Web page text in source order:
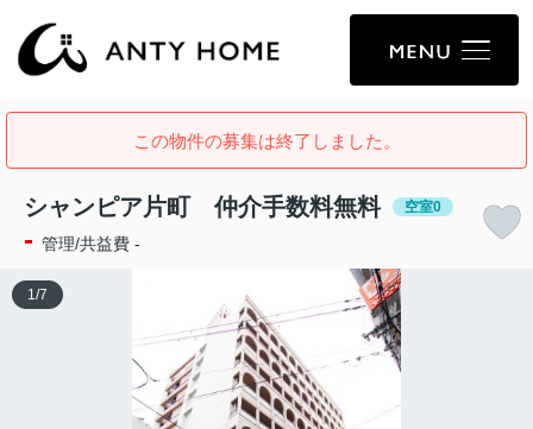
この物件の募集は終了しました。
シャンピア片町 仲介手数料無料 空室0
- 管理/共益費 -
1 /7